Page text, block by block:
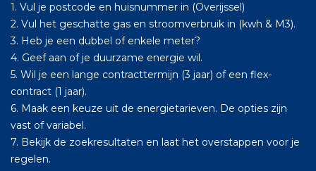
1. Vul je postcode en huisnummer in (Overijssel)
2. Vul het geschatte gas en stroomverbruik in (kwh & M3).
3. Heb je een dubbel of enkele meter?
4. Geef aan of je duurzame energie wil.
5. Wil je een lange contracttermijn (3 jaar) of een flex-
contract (1 jaar).
6. Maak een keuze uit de energietarieven. De opties zijn
vast of variabel.
7. Bekijk de zoekresultaten en laat het overstappen voor je
regelen.